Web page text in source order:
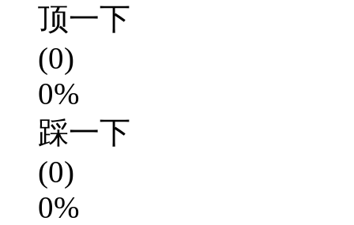
顶一下
(0)
0%
踩一下
(0)
0%